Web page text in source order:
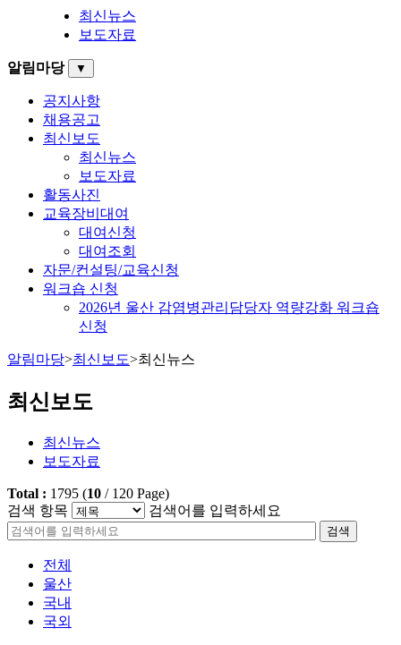
최신뉴스
보도자료
알림마당 ▼
공지사항
채용공고
최신보도
최신뉴스
보도자료
활동사진
교육장비대여
대여신청
대여조회
자문/컨설팅/교육신청
워크숍 신청
2026년 울산 감염병관리담당자 역량강화 워크숍
신청
알림마당>최신보도>최신뉴스
최신보도
최신뉴스
보도자료
Total : 1795 (10 / 120 Page)
검색 항목
검색어를 입력하세요
검색
전체
울산
국내
국외